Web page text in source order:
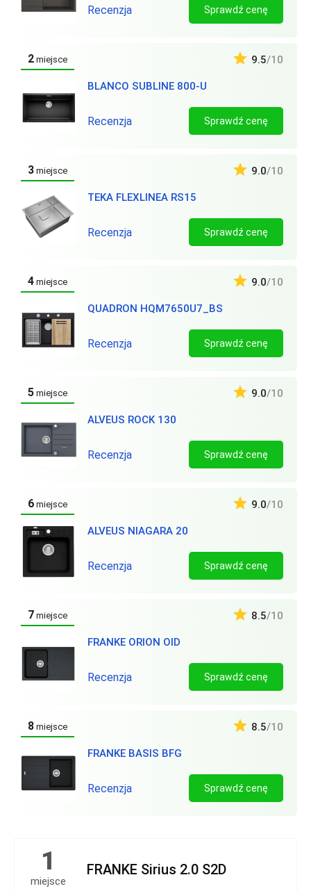
Recenzja Sprawdź cenę
2 miejsce
BLANCO SUBLINE 800-U
9.5/10
Recenzja Sprawdź cenę
3 miejsce
TEKA FLEXLINEA RS15
9.0/10
Recenzja Sprawdź cenę
4 miejsce
QUADRON HQM7650U7_BS
9.0/10
Recenzja Sprawdź cenę
5 miejsce
ALVEUS ROCK 130
9.0/10
Recenzja Sprawdź cenę
6 miejsce
ALVEUS NIAGARA 20
9.0/10
Recenzja Sprawdź cenę
7 miejsce
FRANKE ORION OID
8.5/10
Recenzja Sprawdź cenę
8 miejsce
FRANKE BASIS BFG
8.5/10
Recenzja Sprawdź cenę
1
miejsce
FRANKE Sirius 2.0 S2D